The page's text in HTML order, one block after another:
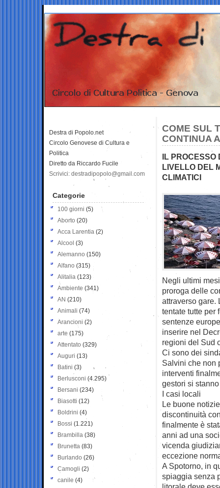
COME SUL
CONTINUA
IL PROCESSO
LIVELLO DEL
CLIMATICI
Negli ultimi
proroga delle
attraverso gare.
tentate tutte per
sentenze
inserire nel
regioni del Sud
Ci sono dei
Salvini che non
interventi
gestori si
I casi locali
Le buone
discontinuità
finalmente è
anni ad una
vicenda
eccezione
A Spotorno, in
spiaggia senza
Destra di Popolo.net
Circolo Genovese di Cultura e
Politica
Diretto da Riccardo Fucile
Scrivici: destradipopolo@gmail.com
Categorie
100 giorni (5)
Aborto (20)
Acca Larentia (2)
Alcool (3)
Alemanno (150)
Alfano (315)
Alitalia (123)
Ambiente (341)
AN (210)
Animali (74)
Arancioni (2)
arte (175)
Attentato (329)
Auguri (13)
Batini (3)
Berlusconi (4.295)
Bersani (234)
Biasotti (12)
Boldrini (4)
Bossi (1.221)
Brambilla (38)
Brunetta (83)
Burlando (26)
Camogli (2)
canile (4)